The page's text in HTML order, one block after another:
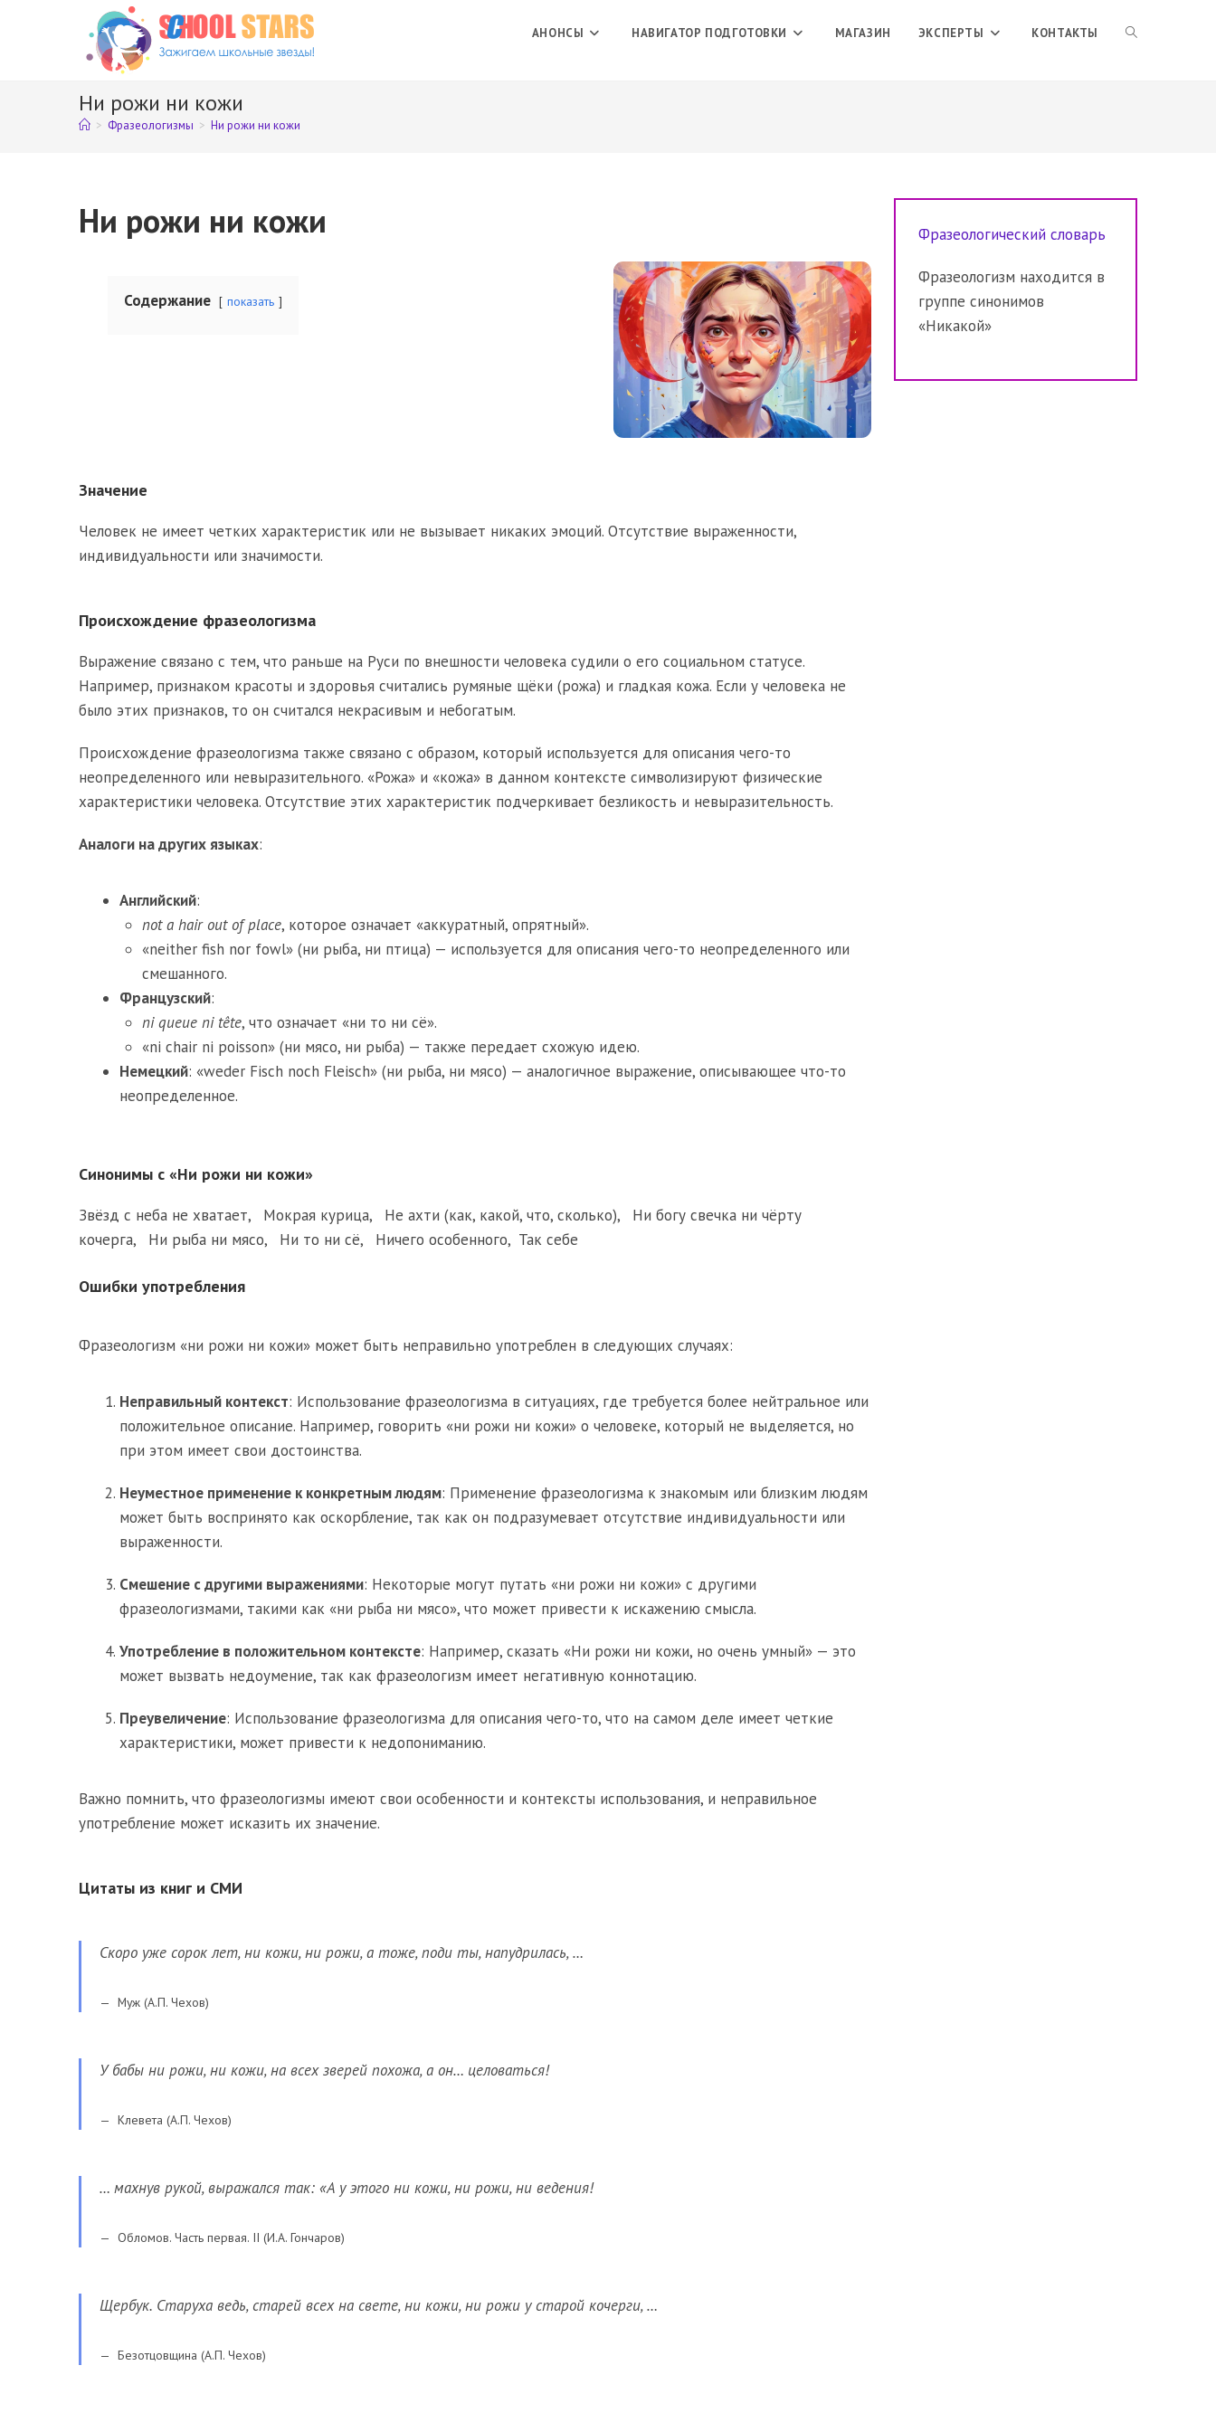
АНОНСЫ НАВИГАТОР ПОДГОТОВКИ МАГАЗИН ЭКСПЕРТЫ КОНТАКТЫ ПЕРЕКЛЮЧИТЬ
Ни рожи ни кожи
> Фразеологизмы > Ни рожи ни кожи
Ни рожи ни кожи
Содержание показать
Значение
Человек не имеет четких характеристик или не вызывает никаких эмоций. Отсутствие выраженности,
индивидуальности или значимости.
Происхождение фразеологизма
Выражение связано с тем, что раньше на Руси по внешности человека судили о его социальном статусе.
Например, признаком красоты и здоровья считались румяные щёки (рожа) и гладкая кожа. Если у человека не
было этих признаков, то он считался некрасивым и небогатым.
Происхождение фразеологизма также связано с образом, который используется для описания чего-то
неопределенного или невыразительного. «Рожа» и «кожа» в данном контексте символизируют физические
характеристики человека. Отсутствие этих характеристик подчеркивает безликость и невыразительность.
Аналоги на других языках:
Английский:
not a hair out of place, которое означает «аккуратный, опрятный».
«neither fish nor fowl» (ни рыба, ни птица) — используется для описания чего-то неопределенного или
смешанного.
Французский:
ni queue ni tête, что означает «ни то ни сё».
«ni chair ni poisson» (ни мясо, ни рыба) — также передает схожую идею.
Немецкий: «weder Fisch noch Fleisch» (ни рыба, ни мясо) — аналогичное выражение, описывающее что-то
неопределенное.
Синонимы с «Ни рожи ни кожи»
Звёзд с неба не хватает, Мокрая курица, Не ахти (как, какой, что, сколько), Ни богу свечка ни чёрту
кочерга, Ни рыба ни мясо, Ни то ни сё, Ничего особенного, Так себе
Ошибки употребления
Фразеологизм «ни рожи ни кожи» может быть неправильно употреблен в следующих случаях:
Неправильный контекст: Использование фразеологизма в ситуациях, где требуется более нейтральное или
положительное описание. Например, говорить «ни рожи ни кожи» о человеке, который не выделяется, но
при этом имеет свои достоинства.
Неуместное применение к конкретным людям: Применение фразеологизма к знакомым или близким людям
может быть воспринято как оскорбление, так как он подразумевает отсутствие индивидуальности или
выраженности.
Смешение с другими выражениями: Некоторые могут путать «ни рожи ни кожи» с другими
фразеологизмами, такими как «ни рыба ни мясо», что может привести к искажению смысла.
Употребление в положительном контексте: Например, сказать «Ни рожи ни кожи, но очень умный» — это
может вызвать недоумение, так как фразеологизм имеет негативную коннотацию.
Преувеличение: Использование фразеологизма для описания чего-то, что на самом деле имеет четкие
характеристики, может привести к недопониманию.
Важно помнить, что фразеологизмы имеют свои особенности и контексты использования, и неправильное
употребление может исказить их значение.
Цитаты из книг и СМИ
Скоро уже сорок лет, ни кожи, ни рожи, а тоже, поди ты, напудрилась, …
Муж (А.П. Чехов)
У бабы ни рожи, ни кожи, на всех зверей похожа, а он… целоваться!
Клевета (А.П. Чехов)
… махнув рукой, выражался так: «А у этого ни кожи, ни рожи, ни ведения!
Обломов. Часть первая. II (И.А. Гончаров)
Щербук. Старуха ведь, старей всех на свете, ни кожи, ни рожи у старой кочерги, …
Безотцовщина (А.П. Чехов)
Фразеологический словарь
Фразеологизм находится в
группе синонимов
«Никакой»